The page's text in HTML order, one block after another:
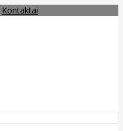
Kontaktai